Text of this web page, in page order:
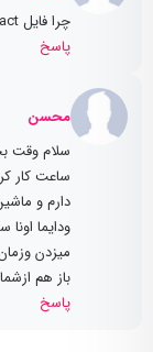
چرا فایل extract نمیشه. سر کاریه؟؟؟
پاسخ
محسن
سلام وقت
دارم و
ودایما
میزدن
باز هم
پاسخ